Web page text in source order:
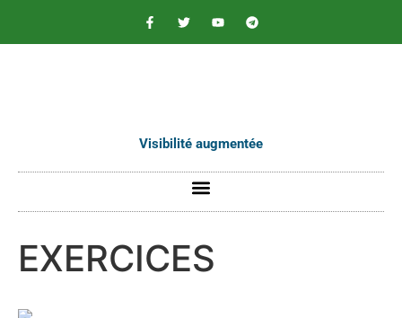
Visibilité augmentée
EXERCICES